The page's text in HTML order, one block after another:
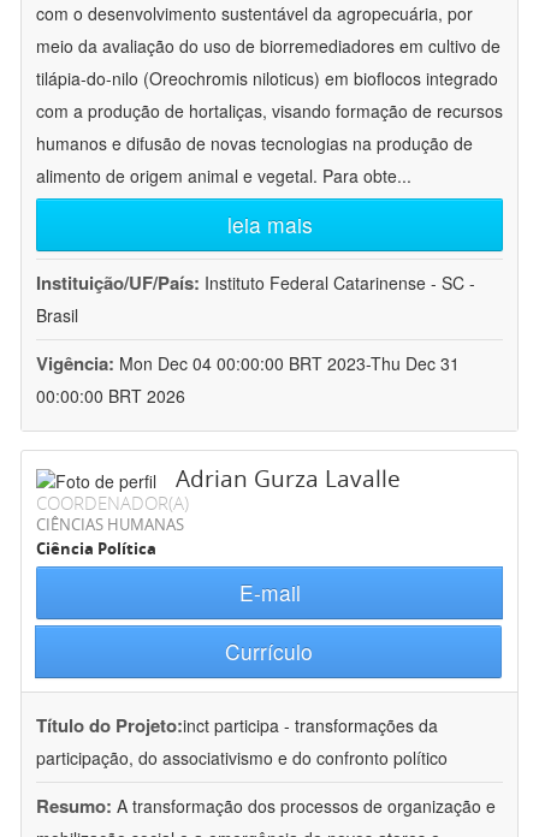
com o desenvolvimento sustentável da agropecuária, por
meio da avaliação do uso de biorremediadores em cultivo de
tilápia-do-nilo (Oreochromis niloticus) em bioflocos integrado
com a produção de hortaliças, visando formação de recursos
humanos e difusão de novas tecnologias na produção de
alimento de origem animal e vegetal. Para obte...
leia mais
Instituição/UF/País: Instituto Federal Catarinense - SC -
Brasil
Vigência: Mon Dec 04 00:00:00 BRT 2023-Thu Dec 31
00:00:00 BRT 2026
Adrian Gurza Lavalle
COORDENADOR(A)
CIÊNCIAS HUMANAS
Ciência Política
E-mail
Currículo
Título do Projeto:inct participa - transformações da
participação, do associativismo e do confronto político
Resumo: A transformação dos processos de organização e